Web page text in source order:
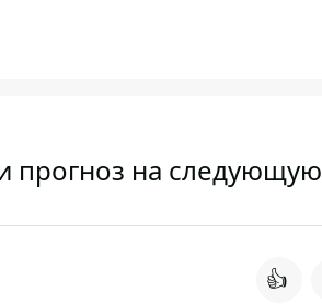
прогноз на следующую
👍